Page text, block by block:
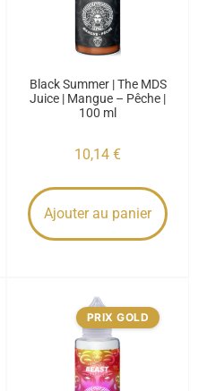
Black Summer | The MDS
Juice | Mangue – Pêche |
100 ml
10,14 €
Ajouter au panier
PRIX GOLD